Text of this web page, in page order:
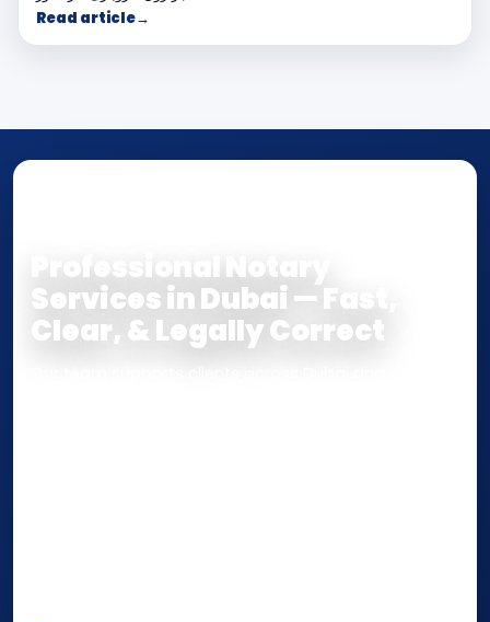
Read article→
Professional Notary
Services in Dubai — Fast,
Clear, & Legally Correct